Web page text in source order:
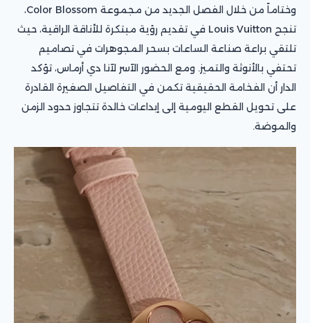
وختاماً من خلال الفصل الجديد من مجموعة Color Blossom،
تنجح Louis Vuitton في تقديم رؤية مبتكرة للأناقة الراقية، حيث
تلتقي براعة صناعة الساعات بسحر المجوهرات في تصاميم
تحتفي بالأنوثة والتميز. ومع الحضور الآسر لآنا دي أرماس، تؤكد
الدار أن الفخامة الحقيقية تكمن في التفاصيل الصغيرة القادرة
على تحويل القطع اليومية إلى إبداعات خالدة تتجاوز حدود الزمن
والموضة.